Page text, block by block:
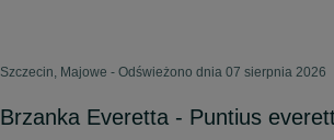
Szczecin, Majowe - Odświeżono dnia 07 sierpnia 2026
Brzanka Everetta - Puntius